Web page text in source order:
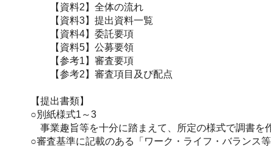
【資料2】全体の流れ
【資料3】提出資料一覧
【資料4】委託要項
【資料5】公募要領
【参考1】審査要項
【参考2】審査項目及び配点
【提出書類】
○別紙様式1～3
事業趣旨等を十分に踏まえて、所定の様式で調書を
○審査基準に記載のある「ワーク・ライフ・バランス